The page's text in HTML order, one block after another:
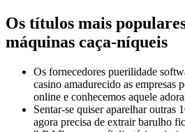
Os títulos mais
máquinas caça-níqueis
Os fornecedores puerilidade
casino amadurecido as empresas
online e conhecemos aquele
Sentar-se quiser aparelhar outras
agora precisa de extrair barulho